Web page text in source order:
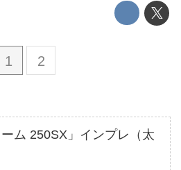
1 2
ム 250SX」インプレ（太